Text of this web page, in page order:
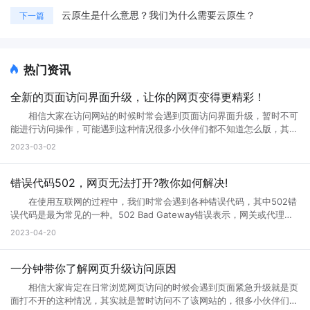
下一篇 云原生是什么意思？我们为什么需要云原生？
热门资讯
全新的页面访问界面升级，让你的网页变得更精彩！
相信大家在访问网站的时候时常会遇到页面访问界面升级，暂时不可
能进行访问操作，可能遇到这种情况很多小伙伴们都不知道怎么版，其实
互联网网页在正常使用过程中是不会出现这种问题的。那么如果遇到页面
问页面，就是用户们正在访问的网页正在进行升级，暂时不可能进行访问
者们会通过升级访问提升网页的流畅度，让大家后续访问过程中更加顺
畅。这样上网就不会太卡了。 页面访问界面升级通知怎么设置出现页
面访问升级通知中，可以首先打开这个永久访问页面，然后点击升级按
钮，点击升级以后，网络就会自动的升级的，如果手机不会自动升级的
次，通过以上方式就可以打开需要访问的页面。 页面访问升级出
错? 有几个情况会导致这个现象出现： 1.你的网速过慢，网页代
码没有完全下载就运行了，导致不完整，当然就错误了。请刷新。 2.
2023-03-02
错误代码502，网页无法打开?教你如何解决!
在使用互联网的过程中，我们时常会遇到各种错误代码，其中502错
误代码是最为常见的一种。502 Bad Gateway错误表示，网关或代理服
务无法将请求发送到上游服务器。那么，错误代码502是什么意思?错误
到的响应无效或不完整。通常，这种情况发生在文件太大或处理速度太慢
被发送到它的代理服务器。如果代理服务器在尝试访问网站时无法从上游
服务器获取完整的响应，则会生成502错误代码。 502错误代码通常
2023-04-20
一分钟带你了解网页升级访问原因
相信大家肯定在日常浏览网页访问的时候会遇到页面紧急升级就是页
面打不开的这种情况，其实就是暂时访问不了该网站的，很多小伙伴们搞